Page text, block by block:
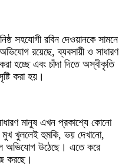
সহযোগী রবিন দেওয়ানকে সামনে
রয়েছে, ব্যবসায়ী ও সাধারণ
হচ্ছে এবং চাঁদা দিতে অস্বীকৃতি
করা হয়।
মানুষ এখন প্রকাশ্যে কোনো
মুখ খুললেই হুমকি, ভয় দেখানো,
অভিযোগ উঠেছে। এতে করে
করছে।